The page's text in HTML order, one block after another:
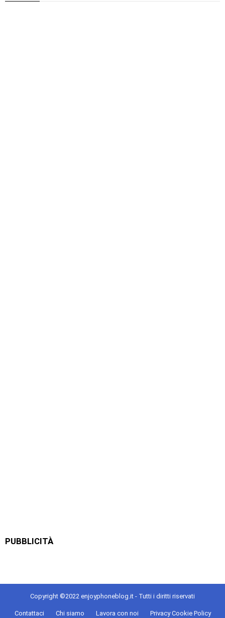
PUBBLICITÀ
Copyright ©2022 enjoyphoneblog.it - Tutti i diritti riservati
Contattaci Chi siamo Lavora con noi Privacy Cookie Policy